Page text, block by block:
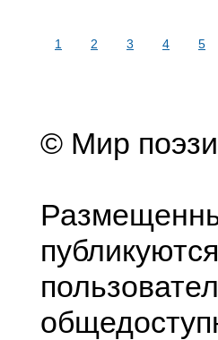
1 2 3 4 5
© Мир